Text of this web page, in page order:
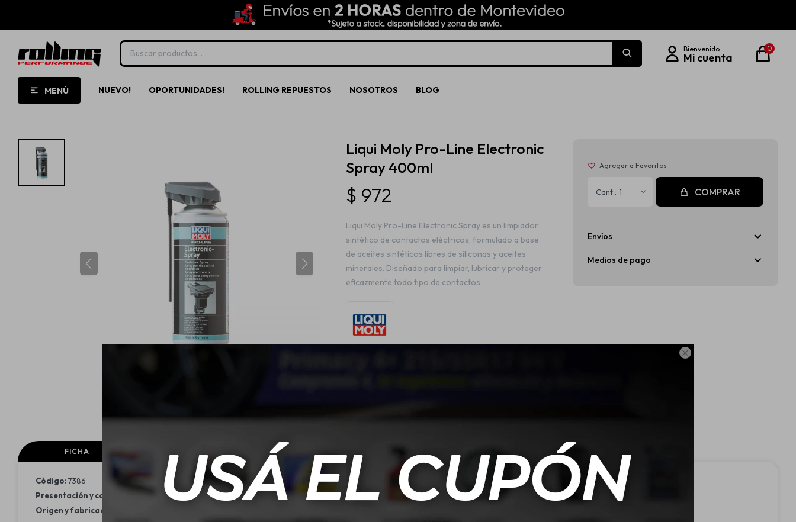

MENÚ NUEVO! OPORTUNIDADES! ROLLING REPUESTOS NOSOTROS BLOG
0
Liqui Moly Pro-Line Electronic
Spray 400ml
$ 972
Liqui Moly Pro-Line Electronic Spray es un limpiador
sintético de contactos eléctricos, formulado a base
de aceites sintéticos libres de siliconas y aceites
minerales. Diseñado para limpiar, lubricar y proteger
eficazmente todo tipo de contactos
1 COMPRAR
Envíos
Medios de pago
FICHA
Código:7386
Presentación y contenido: Aerosol de 400 ml
Origen y fabricación: